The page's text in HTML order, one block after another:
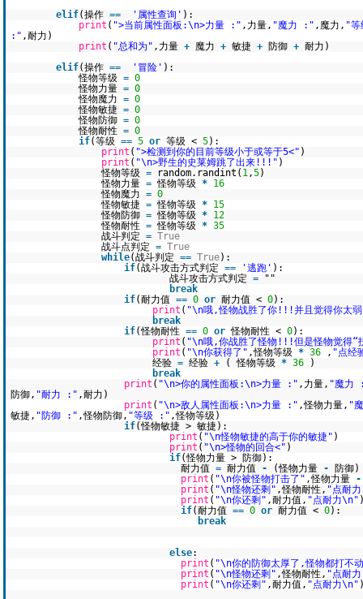
elif(操作 == '属性查询' ):
print ( ">当前属性面板:\n>力量 :" ,力量, "魔力 :" ,魔力, "
:" ,耐力)
print ( "总和为" ,力量 + 魔力 + 敏捷 + 防御 + 耐力)
elif(操作 == '冒险' ):
怪物等级 = 0
怪物力量 = 0
怪物魔力 = 0
怪物敏捷 = 0
怪物防御 = 0
怪物耐性 = 0
if(等级 == 5 or 等级 < 5):
print ( ">检测到你的目前等级小于或等于5<" )
print ( "\n>野生的史莱姆跳了出来!!!" )
怪物等级 = random.randint( 1,5)
怪物力量 = 怪物等级 * 16
怪物魔力 = 0
怪物敏捷 = 怪物等级 * 15
怪物防御 = 怪物等级 * 12
怪物耐性 = 怪物等级 * 35
战斗判定 = True
战斗点判定 = True
while(战斗判定 == True):
if(战斗攻击方式判定 == '逃跑' ):
战斗攻击方式判定 =
""
break
if(耐力值 == 0 or 耐力值 < 0):
print ( "\n哦,怪物战胜了你!!!并且觉得你太
break
if(怪物耐性 == 0 or 怪物耐性 < 0):
print ( "\n哦,你战胜了怪物!!!但是怪物觉得“
print ( "\n你获得了" ,怪物等级 * 36 , "点
经验 = 经验 + ( 怪物等级 * 36
)
break
print ( "\n>你的属性面板:\n>力量 :" ,力量, "魔力
防御, "耐力 :" ,耐力)
print ( "\n>敌人属性面板:\n>力量 :" ,怪物力量, "
敏捷, "防御 :" ,怪物防御, "等级 :" ,怪物等级)
if(怪物敏捷 > 敏捷):
print ( "\n怪物敏捷的高于你的敏捷" )
print ( "\n>怪物的回合<" )
if(怪物力量 > 防御):
耐力值 = 耐力值 - (怪物力量 -
防御)
print ( "\n你被怪物打击了" ,怪物力量 -
print ( "\n怪物还剩" ,怪物耐性, "点耐
print ( "\n你还剩" ,耐力值, "点耐力\n"
if(耐力值 == 0 or 耐力值 < 0):
break
else:
print ( "\n你的防御太厚了,怪物都打不
print ( "\n怪物还剩" ,怪物耐性, "点耐
print ( "\n你还剩" ,耐力值, "点耐力\n"